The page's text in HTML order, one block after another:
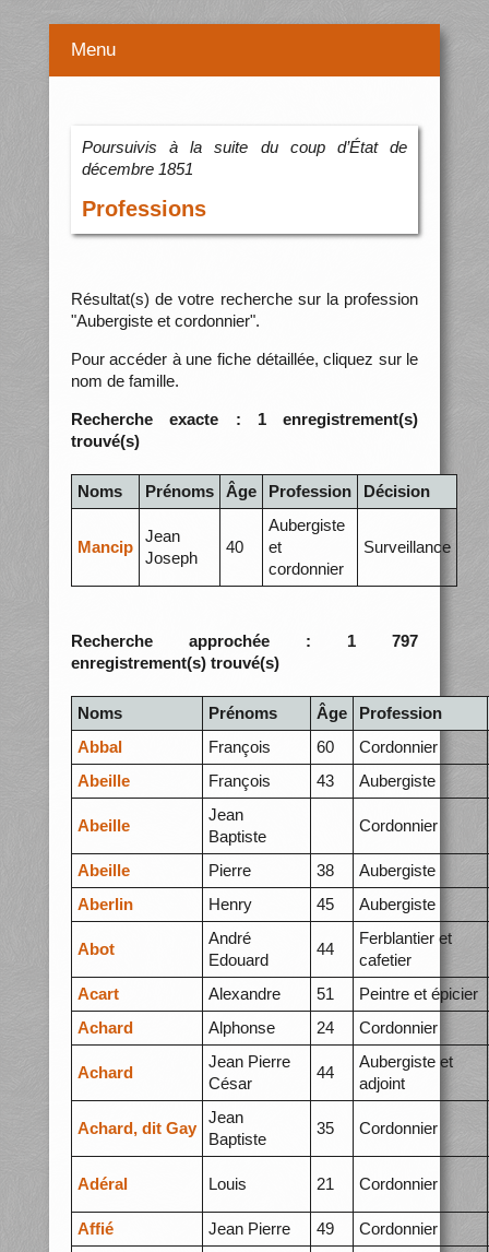
Menu
Poursuivis à la suite du coup d’État de
décembre 1851
Professions
Résultat(s) de votre recherche sur la profession
"Aubergiste et cordonnier".
Pour accéder à une fiche détaillée, cliquez sur le
nom de famille.
Recherche exacte : 1 enregistrement(s)
trouvé(s)
Noms Prénoms Âge Profession Décision
Mancip
Jean
Joseph
40
Aubergiste
et
cordonnier
Surveillance
Recherche approchée : 1 797
enregistrement(s) trouvé(s)
Noms Prénoms Âge
Profession
Abbal
François 60
Cordonnier
Abeille
François 43 Aubergiste
Abeille
Jean
Baptiste
Cordonnier
Abeille Pierre 38
Aubergiste
Aberlin
Henry 45 Aubergiste
Abot
André
Edouard
44
Ferblantier et
cafetier
Acart
Alexandre 51
Peintre et épicier
Achard
Alphonse 24 Cordonnier
Achard
Jean Pierre
César
44
Aubergiste et
adjoint
Achard, dit Gay
Jean
Baptiste
35 Cordonnier
Adéral Louis 21 Cordonnier
Affié Jean Pierre 49 Cordonnier